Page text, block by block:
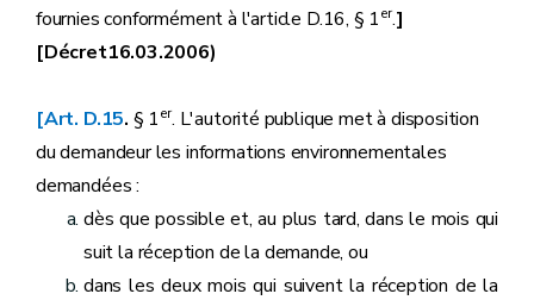
fournies conformément à l'article D.16, § 1er.]
[Décret16.03.2006)
[Art. D.15. § 1er. L'autorité publique met à disposition
du demandeur les informations environnementales
demandées :
dès que possible et, au plus tard, dans le mois qui
suit la réception de la demande, ou
dans les deux mois qui suivent la réception de la